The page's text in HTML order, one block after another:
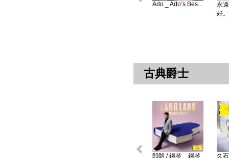
Ado _ Ado’s Bes...
永
好
古典爵士
郎朗 / 鋼琴 _ 鋼琴
久